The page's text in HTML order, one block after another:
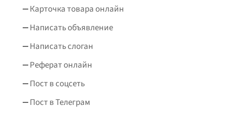
Карточка товара онлайн
Написать объявление
Написать слоган
Реферат онлайн
Пост в соцсеть
Пост в Телеграм